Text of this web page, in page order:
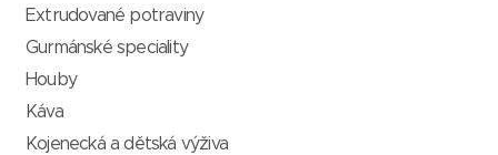
Extrudované potraviny
Gurmánské speciality
Houby
Káva
Kojenecká a dětská výživa